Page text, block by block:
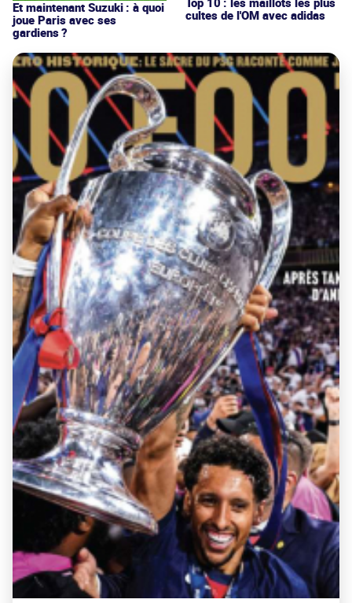
Et maintenant Suzuki : à quoi
joue Paris avec ses
gardiens ?
cultes de l'OM avec adidas